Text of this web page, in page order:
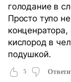
голодание в
Просто тупо
конценратора,
кислород в
подушкой.
5